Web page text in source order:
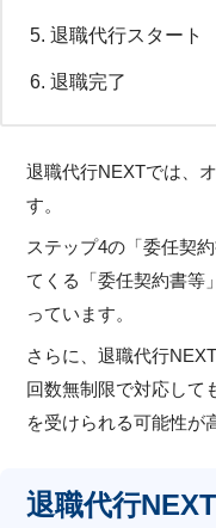
退職代行スタート
退職完了
退職代行NEXTでは、
す。
ステップ4の「委任契
てくる「委任契約書等
っています。
さらに、退職代行
回数無制限で対応して
を受けられる可能性が
退職代行